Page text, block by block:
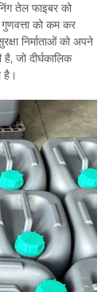
तेल फाइबर को
को कम कर
निर्माताओं को अपने
जो दीर्घकालिक
है।